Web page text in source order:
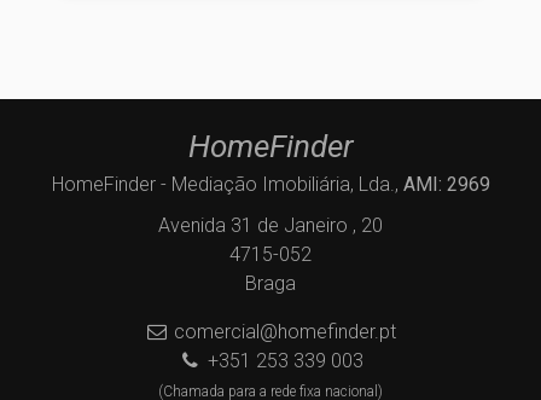
HomeFinder
HomeFinder - Mediação Imobiliária, Lda., AMI: 2969
Avenida 31 de Janeiro , 20
4715-052
Braga
comercial@homefinder.pt
+351 253 339 003
(Chamada para a rede fixa nacional)